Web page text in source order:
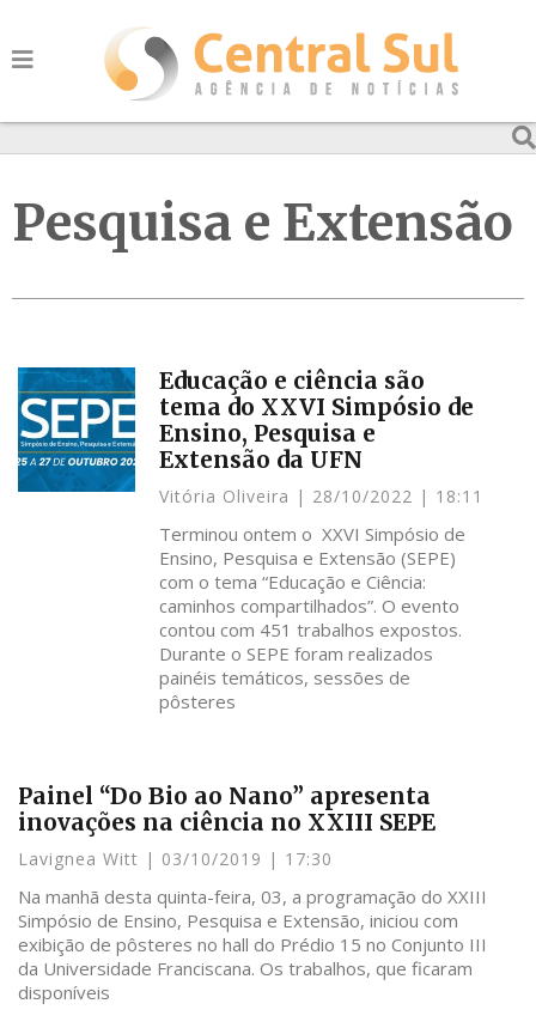
Pesquisa e Extensão
Educação e ciência são
tema do XXVI Simpósio de
Ensino, Pesquisa e
Extensão da UFN
Vitória Oliveira 28/10/2022 18:11
Terminou ontem o XXVI Simpósio de
Ensino, Pesquisa e Extensão (SEPE)
com o tema “Educação e Ciência:
caminhos compartilhados”. O evento
contou com 451 trabalhos expostos.
Durante o SEPE foram realizados
painéis temáticos, sessões de
pôsteres
Painel “Do Bio ao Nano” apresenta
inovações na ciência no XXIII SEPE
Lavignea Witt 03/10/2019 17:30
Na manhã desta quinta-feira, 03, a programação do XXIII
Simpósio de Ensino, Pesquisa e Extensão, iniciou com
exibição de pôsteres no hall do Prédio 15 no Conjunto III
da Universidade Franciscana. Os trabalhos, que ficaram
disponíveis